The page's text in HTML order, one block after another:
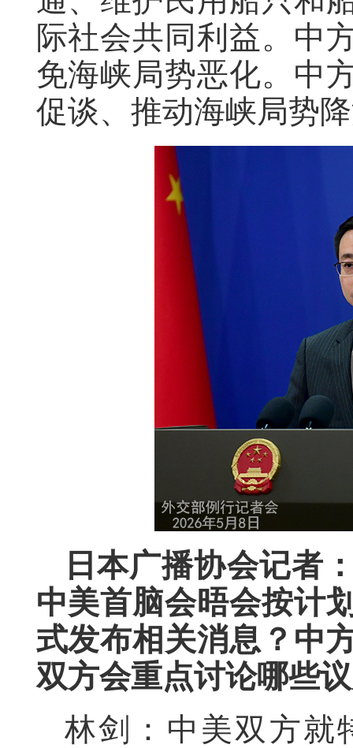
际社会共同利益。中
免海峡局势恶化。中
促谈、推动海峡局势
日本广播协会记者
中美首脑会晤会按计
式发布相关消息？中
双方会重点讨论哪些
林剑：中美双方就